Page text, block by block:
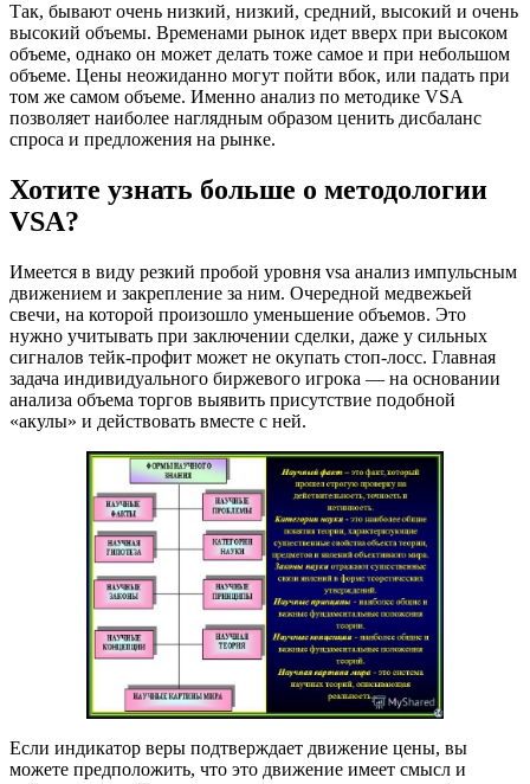
Так, бывают очень низкий, низкий, средний, высокий и очень
высокий объемы. Временами рынок идет вверх при высоком
объеме, однако он может делать тоже самое и при небольшом
объеме. Цены неожиданно могут пойти вбок, или падать при
том же самом объеме. Именно анализ по методике VSA
позволяет наиболее наглядным образом ценить дисбаланс
спроса и предложения на рынке.
Хотите узнать больше о методологии
VSA?
Имеется в виду резкий пробой уровня vsa анализ импульсным
движением и закрепление за ним. Очередной медвежьей
свечи, на которой произошло уменьшение объемов. Это
нужно учитывать при заключении сделки, даже у сильных
сигналов тейк-профит может не окупать стоп-лосс. Главная
задача индивидуального биржевого игрока — на основании
анализа объема торгов выявить присутствие подобной
«акулы» и действовать вместе с ней.
Если индикатор веры подтверждает движение цены, вы
можете предположить, что это движение имеет смысл и